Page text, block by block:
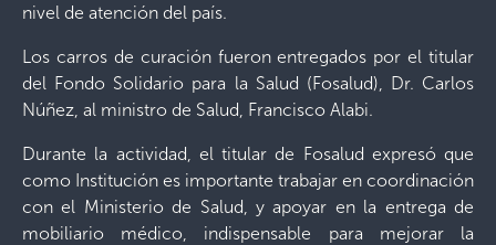
nivel de atención del país.
Los carros de curación fueron entregados por el titular
del Fondo Solidario para la Salud (Fosalud), Dr. Carlos
Núñez, al ministro de Salud, Francisco Alabi.
Durante la actividad, el titular de Fosalud expresó que
como Institución es importante trabajar en coordinación
con el Ministerio de Salud, y apoyar en la entrega de
mobiliario médico, indispensable para mejorar la